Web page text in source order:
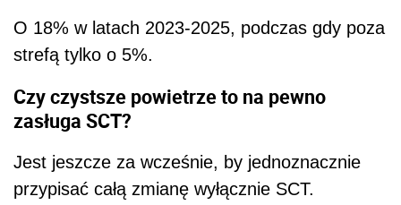
O 18% w latach 2023-2025, podczas gdy poza
strefą tylko o 5%.
Czy czystsze powietrze to na pewno
zasługa SCT?
Jest jeszcze za wcześnie, by jednoznacznie
przypisać całą zmianę wyłącznie SCT.